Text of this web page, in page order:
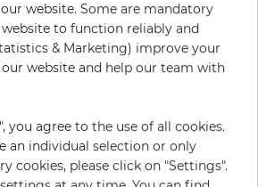
website. Some are mandatory
to function reliably and
& Marketing) improve your
our website and help our team with
you agree to the use of all cookies.
an individual selection or only
cookies, please click on "Settings".